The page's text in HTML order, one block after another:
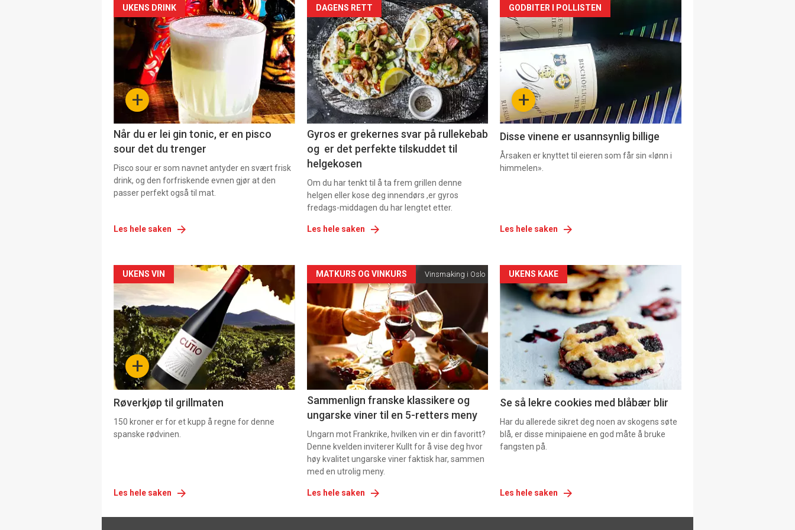
+
UKENS DRINK
Når du er lei gin tonic, er en pisco
sour det du trenger
Pisco sour er som navnet antyder en svært frisk
drink, og den forfriskende evnen gjør at den
passer perfekt også til mat.
Les hele saken
Forsiden
akkurat
nå
-
2
DAGENS RETT
Gyros er grekernes svar på rullekebab
og er det perfekte tilskuddet til
helgekosen
Om du har tenkt til å ta frem grillen denne
helgen eller kose deg innendørs ,er gyros
fredags-middagen du har lengtet etter.
Les hele saken
Forsiden
akkurat
nå
3 +
GODBITER I POLLISTEN
Disse vinene er usannsynlig billige
Årsaken er knyttet til eieren som får sin «lønn i
himmelen».
Les hele saken
Forsiden
akkurat
nå
-
4 +
UKENS VIN
Røverkjøp til grillmaten
150 kroner er for et kupp å regne for denne
spanske rødvinen.
Les hele saken
Forsiden
akkurat
nå
-
5
MATKURS OG VINKURS Vinsmaking i Oslo
Sammenlign franske klassikere og
ungarske viner til en 5-retters meny
Ungarn mot Frankrike, hvilken vin er din favoritt?
Denne kvelden inviterer Kullt for å vise deg hvor
høy kvalitet ungarske viner faktisk har, sammen
med en utrolig meny.
Les hele saken
Forsiden
akkurat
nå
6
UKENS KAKE
Se så lekre cookies med blåbær blir
Har du allerede sikret deg noen av skogens søte
blå, er disse minipaiene en god måte å bruke
fangsten på.
Les hele saken